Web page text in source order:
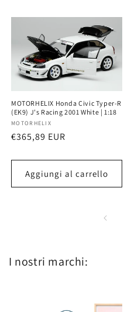
MOTORHELIX Honda Civic Typer-R
(EK9) J's Racing 2001 White | 1:18
Produttore:
MOTORHELIX
Prezzo
listino
€365,89 EUR
Aggiungi al carrello
I nostri marchi: